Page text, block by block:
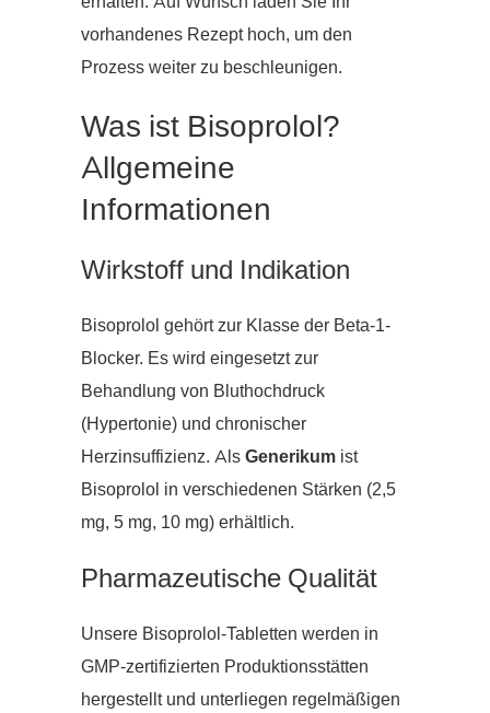
vorhandenes Rezept hoch, um den
Prozess weiter zu beschleunigen.
Was ist Bisoprolol?
Allgemeine
Informationen
Wirkstoff und Indikation
Bisoprolol gehört zur Klasse der Beta-1-
Blocker. Es wird eingesetzt zur
Behandlung von Bluthochdruck
(Hypertonie) und chronischer
Herzinsuffizienz. AlsGenerikum ist
Bisoprolol in verschiedenen Stärken (2,5
mg, 5 mg, 10 mg) erhältlich.
Pharmazeutische Qualität
Unsere Bisoprolol-Tabletten werden in
GMP-zertifizierten Produktionsstätten
hergestellt und unterliegen regelmäßigen